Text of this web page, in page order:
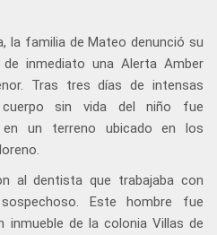
la familia de Mateo denunció su
inmediato una Alerta Amber
Tras tres días de intensas
cuerpo sin vida del niño fue
en un terreno ubicado en los
al dentista que trabajaba con
Este hombre fue
inmueble de la colonia Villas de